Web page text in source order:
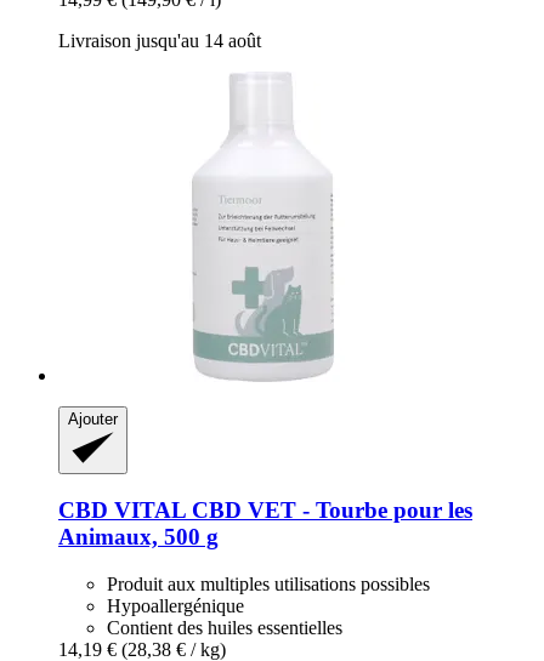
Livraison jusqu'au 14 août
Ajouter
CBD VITAL CBD VET -​ Tourbe pour les
Animaux, 500 g
Produit aux multiples utilisations possibles
Hypoallergénique
Contient des huiles essentielles
14,19 € (28,38 € / kg)